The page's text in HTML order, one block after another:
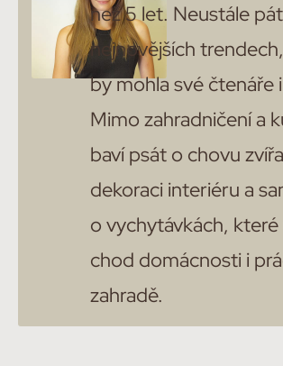
než 5 let. Neustále
nejnovějších
by mohla své čtenáře
Mimo zahradničení a
baví psát o chovu
dekoraci interiéru a
o vychytávkách, které
chod domácnosti i
zahradě.